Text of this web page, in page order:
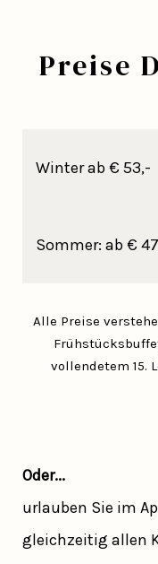
Preise
Winter ab € 53,-
Sommer: ab €
Alle Preise
vollendetem 15.
Oder...
urlauben Sie im
gleichzeitig allen